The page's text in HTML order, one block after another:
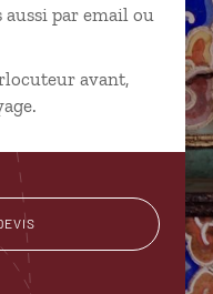
aussi par email ou
avant,